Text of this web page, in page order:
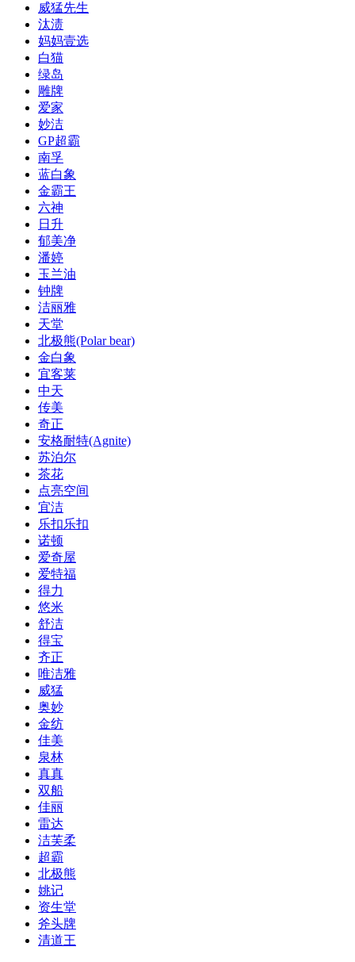
威猛先生
汰渍
妈妈壹选
白猫
绿岛
雕牌
爱家
妙洁
GP超霸
南孚
蓝白象
金霸王
六神
日升
郁美净
潘婷
玉兰油
钟牌
洁丽雅
天堂
北极熊(Polar bear)
金白象
宜客莱
中天
传美
奇正
安格耐特(Agnite)
苏泊尔
茶花
点亮空间
宜洁
乐扣乐扣
诺顿
爱奇屋
爱特福
得力
悠米
舒洁
得宝
齐正
唯洁雅
威猛
奥妙
金纺
佳美
泉林
真真
双船
佳丽
雷达
洁芙柔
超霸
北极熊
姚记
资生堂
斧头牌
清道王